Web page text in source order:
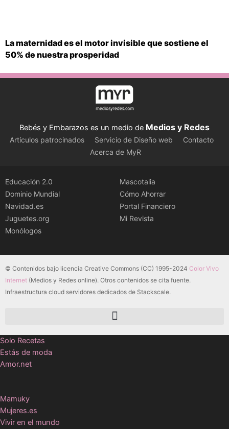
La maternidad es el motor invisible que sostiene el
50% de nuestra prosperidad
Bebés y Embarazos es un medio de Medios y Redes
Artículos patrocinados Servicio de Diseño web
Contacto
Acerca de MyR
Educación 2.0
Dominio Mundial
Navidad.es
Juguetes.org
Monólogos
Mascotalia
Cómo Ahorrar
Portal Financiero
Mi Revista
© Contenidos bajo licencia Creative Commons (CC) 1995-2024 Color Vivo
Internet (Medios y Redes online). Otros contenidos se cita fuente.
Infraestructura cloud servidores dedicados de Stackscale.
Solo Recetas
Estás de moda
Amor.net
Mamuky
Mujeres.es
Vivir en el mundo